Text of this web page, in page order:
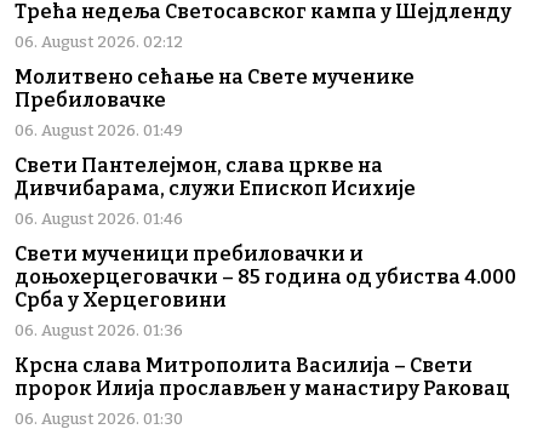
Трећа недеља Светосавског кампа у Шејдленду
06. August 2026. 02:12
Молитвено сећање на Свете мученике
Пребиловачке
06. August 2026. 01:49
Свети Пантелејмон, слава цркве на
Дивчибарама, служи Епископ Исихије
06. August 2026. 01:46
Свети мученици пребиловачки и
доњохерцеговачки – 85 година од убиства 4.000
Срба у Херцеговини
06. August 2026. 01:36
Крсна слава Митрополита Василија – Свети
пророк Илија прослављен у манастиру Раковац
06. August 2026. 01:30